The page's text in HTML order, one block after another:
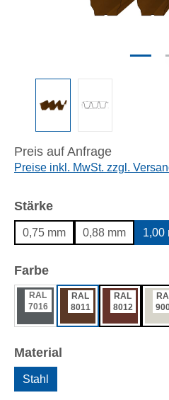
Preis auf Anfrage
Preise inkl. MwSt. zzgl.
Stärkeauswählen
0,75 mm 0,88 mm 1,00
Farbeauswählen
RAL
7016
RAL
8011
RAL
8012
Material
Stahl